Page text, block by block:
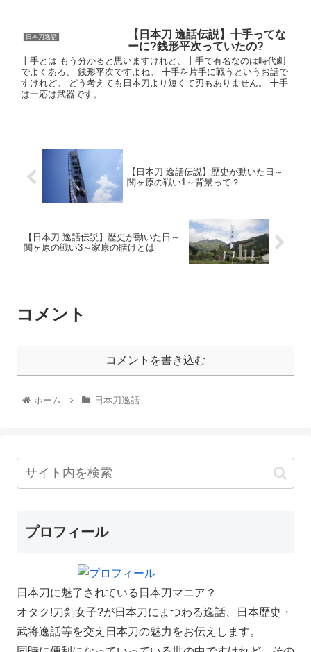
日本刀逸話
【日本刀 逸話伝説】十手ってな
ーに?銭形平次っていたの?
十手とは もう分かると思いますけれど、十手で有名なのは時代劇
でよくある、 銭形平次ですよね。 十手を片手に戦うというお話で
すけれど。 どう考えても日本刀より短くて刃もありません。 十手
は一応は武器です。...
【日本刀 逸話伝説】歴史が動いた日～
関ヶ原の戦い1～背景って？
【日本刀 逸話伝説】歴史が動いた日～
関ヶ原の戦い3～家康の賭けとは
コメント
コメントを書き込む
ホーム 日本刀逸話
プロフィール
日本刀に魅了されている日本刀マニア？
オタク!刀剣女子?が日本刀にまつわる逸話、日本歴史・
武将逸話等を交え日本刀の魅力をお伝えします。